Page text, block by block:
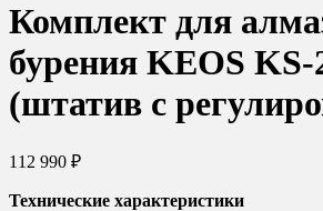
Комплект для
бурения KEOS KS-
(штатив c
112 990 ₽
Технические характеристики